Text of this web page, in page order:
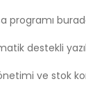
programı
destekli
ve stok